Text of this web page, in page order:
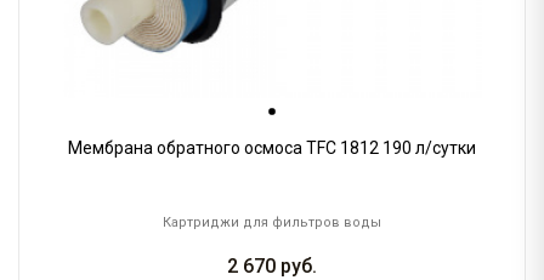
Мембрана обратного осмоса TFC 1812 190 л/сутки
Картриджи для фильтров воды
2 670 руб.